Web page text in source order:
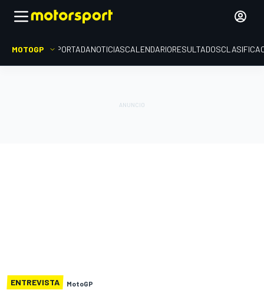
MOTOGP PORTADANOTICIASCALENDARIORESULTADOS
ENTREVISTA MotoGP